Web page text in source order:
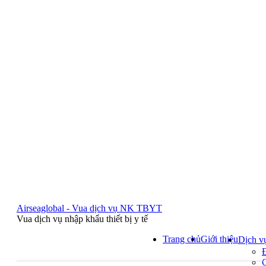
Airseaglobal - Vua dịch vụ NK TBYT
Vua dịch vụ nhập khẩu thiết bị y tế
Trang chủGiới thiệuDịch